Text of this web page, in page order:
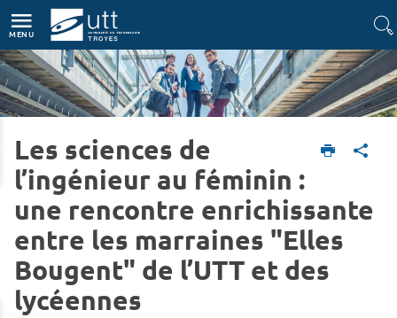
MENU
Accueil L'UTT Actualités
Les sciences de
l’ingénieur au féminin :
une rencontre enrichissante
entre les marraines "Elles
Bougent" de l’UTT et des
lycéennes